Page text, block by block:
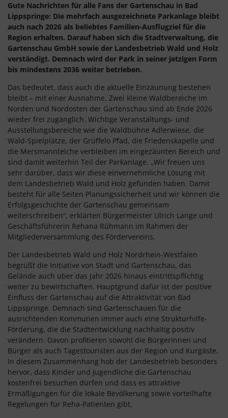
Gute Nachrichten für alle Fans der Gartenschau in Bad
Lippspringe: Die mehrfach ausgezeichnete Parkanlage bleibt
auch nach 2026 als beliebtes Familien-Ausflugziel für die
Region erhalten. Darauf haben sich die Stadtverwaltung, die
Gartenschau GmbH sowie der Landesbetrieb Wald und Holz
verständigt. Demnach wird der Park in seiner jetzigen Form
bis mindestens 2036 weiter betrieben.
Das bedeutet, dass auch die aktuelle Einzäunung bestehen
bleibt – mit einer Ausnahme. Zwei kleine Waldbereiche im
Norden und Nordosten der Gartenschau sind ab Ende 2026
wieder frei zugänglich. Wichtige Veranstaltungs- und
Ausstellungsbereiche wie die Waldbühne Adlerwiese, die
Wald-Spielplätze, der Grüffelo Pfad, die Friedenskapelle und
die Mersmannteiche verbleiben im eingezäunten Bereich und
sind damit weiterhin Teil der Parkanlage. „Wir freuen uns
sehr darüber, dass wir diese einvernehmliche Lösung mit
dem Landesbetrieb Wald und Holz gefunden haben. Damit
besteht für alle Seiten Planungssicherheit und wir können die
Erfolgsgeschichte der Gartenschau gemeinsam
weiterschreiben“, erklärten Bürgermeister Ulrich Lange und
Geschäftsführerin Rehana Rühmann im Rahmen der
Mitgliederversammlung des Fördervereins.
Der Landesbetrieb Wald und Holz Nordrhein-Westfalen
begrüßt die Initiative von Stadt und Gartenschau, das
Gelände auch über das Jahr 2026 hinaus eintrittspflichtig
weiter zu bewirtschaften. Hauptgrund dafür ist der positive
Einfluss der Gartenschau auf die Attraktivität von Bad
Lippspringe. Demnach sind Gartenschauen für die
ausrichtenden Kommunen immer auch eine Strukturhilfe-
Förderung, die die Stadtentwicklung nachhaltig positiv
verändern. Davon profitieren sowohl die Bürgerinnen und
Bürger als auch Tagestouristen aus der Region und Kurgäste.
In diesem Zusammenhang hob der Landesbetrieb besonders
hervor, dass Kinder und Jugendliche die Gartenschau
kostenfrei besuchen dürfen und dass es attraktive
Ermäßigungen für die lokale Bevölkerung sowie vorteilhafte
Regelungen für Reha-Patienten gibt.